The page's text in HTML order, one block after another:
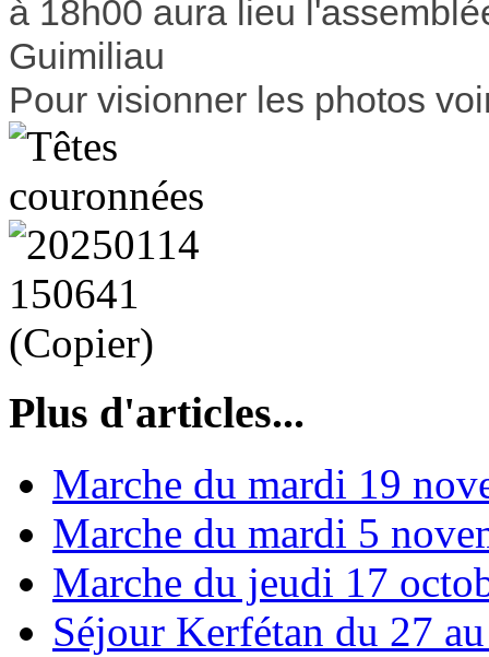
à 18h00 aura lieu
Guimiliau
Pour visionner les photos
Plus d'articles...
Marche du mardi 19
Marche du mardi 5
Marche du jeudi 17
Séjour Kerfétan du 27